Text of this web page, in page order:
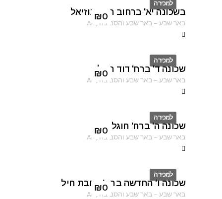
למכירה
ID
₪0
בשכונה יא' ברחוב הרב עוזיאל
באר שבע–באר שבע והסביבה ,
AF
למכירה
ID
₪0
שכונה ד' ברח' דוד המלך
באר שבע–באר שבע והסביבה ,
AF
למכירה
ID
₪0
שכונה ה' ברח' חוגלה
באר שבע–באר שבע והסביבה ,
AF
למכירה
ID
₪0
שכונה ו' החדשה ברח' רחבת חיל
באר שבע–באר שבע והסביבה ,
AF